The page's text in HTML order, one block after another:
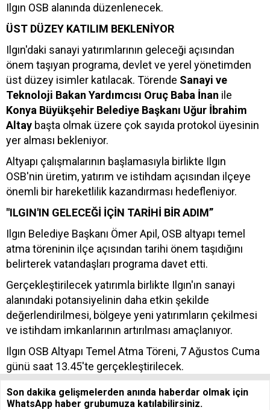
Ilgın OSB alanında düzenlenecek.
ÜST DÜZEY KATILIM BEKLENİYOR
Ilgın'daki sanayi yatırımlarının geleceği açısından
önem taşıyan programa, devlet ve yerel yönetimden
üst düzey isimler katılacak. Törende Sanayi ve
Teknoloji Bakan Yardımcısı Oruç Baba İnan ile
Konya Büyükşehir Belediye Başkanı Uğur İbrahim
Altay başta olmak üzere çok sayıda protokol üyesinin
yer alması bekleniyor.
Altyapı çalışmalarının başlamasıyla birlikte Ilgın
OSB'nin üretim, yatırım ve istihdam açısından ilçeye
önemli bir hareketlilik kazandırması hedefleniyor.
"ILGIN'IN GELECEĞİ İÇİN TARİHİ BİR ADIM”
Ilgın Belediye Başkanı Ömer Apil, OSB altyapı temel
atma töreninin ilçe açısından tarihi önem taşıdığını
belirterek vatandaşları programa davet etti.
Gerçekleştirilecek yatırımla birlikte Ilgın'ın sanayi
alanındaki potansiyelinin daha etkin şekilde
değerlendirilmesi, bölgeye yeni yatırımların çekilmesi
ve istihdam imkanlarının artırılması amaçlanıyor.
Ilgın OSB Altyapı Temel Atma Töreni, 7 Ağustos Cuma
günü saat 13.45'te gerçekleştirilecek.
Son dakika gelişmelerden anında haberdar olmak için
WhatsApp haber grubumuza katılabilirsiniz.